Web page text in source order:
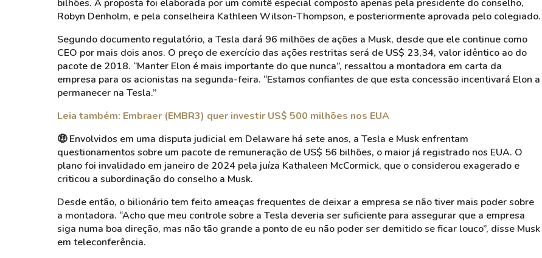
bilhões. A proposta foi elaborada por um comitê especial composto apenas pela presidente do conselho,
Robyn Denholm, e pela conselheira Kathleen Wilson-Thompson, e posteriormente aprovada pelo colegiado.
Segundo documento regulatório, a Tesla dará 96 milhões de ações a Musk, desde que ele continue como
CEO por mais dois anos. O preço de exercício das ações restritas será de US$ 23,34, valor idêntico ao do
pacote de 2018. “Manter Elon é mais importante do que nunca”, ressaltou a montadora em carta da
empresa para os acionistas na segunda-feira. “Estamos confiantes de que esta concessão incentivará Elon a
permanecer na Tesla.”
Leia também: Embraer (EMBR3) quer investir US$ 500 milhões nos EUA
🤑 Envolvidos em uma disputa judicial em Delaware há sete anos, a Tesla e Musk enfrentam
questionamentos sobre um pacote de remuneração de US$ 56 bilhões, o maior já registrado nos EUA. O
plano foi invalidado em janeiro de 2024 pela juíza Kathaleen McCormick, que o considerou exagerado e
criticou a subordinação do conselho a Musk.
Desde então, o bilionário tem feito ameaças frequentes de deixar a empresa se não tiver mais poder sobre
a montadora. “Acho que meu controle sobre a Tesla deveria ser suficiente para assegurar que a empresa
siga numa boa direção, mas não tão grande a ponto de eu não poder ser demitido se ficar louco”, disse Musk
em teleconferência.